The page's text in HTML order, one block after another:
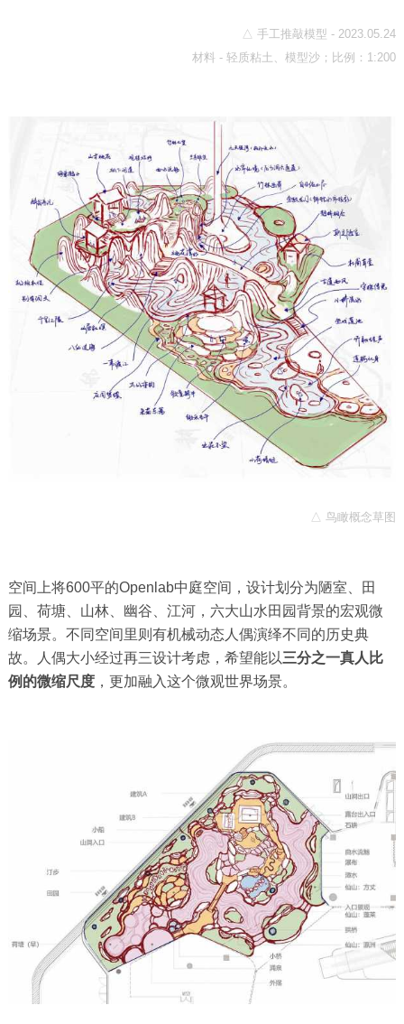
△ 手工推敲模型 - 2023.05.24
材料 - 轻质粘土、模型沙；比例：1:200
△ 鸟瞰概念草图
空间上将600平的Openlab中庭空间，设计划分为陋室、田
园、荷塘、山林、幽谷、江河，六大山水田园背景的宏观微
缩场景。不同空间里则有机械动态人偶演绎不同的历史典
故。人偶大小经过再三设计考虑，希望能以三分之一真人比
例的微缩尺度，更加融入这个微观世界场景。